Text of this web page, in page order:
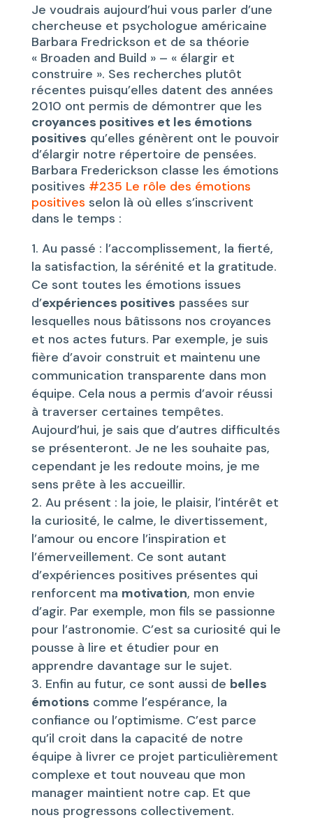
Je voudrais aujourd’hui vous parler d’une
chercheuse et psychologue américaine
Barbara Fredrickson et de sa théorie
« Broaden and Build » – « élargir et
construire ». Ses recherches plutôt
récentes puisqu’elles datent des années
2010 ont permis de démontrer que les
croyances positives et les émotions
positives qu’elles génèrent ont le pouvoir
d’élargir notre répertoire de pensées.
Barbara Frederickson classe les émotions
positives #235 Le rôle des émotions
positives selon là où elles s’inscrivent
dans le temps :
Au passé : l’accomplissement, la fierté,
la satisfaction, la sérénité et la gratitude.
Ce sont toutes les émotions issues
d’expériences positives passées sur
lesquelles nous bâtissons nos croyances
et nos actes futurs. Par exemple, je suis
fière d’avoir construit et maintenu une
communication transparente dans mon
équipe. Cela nous a permis d’avoir réussi
à traverser certaines tempêtes.
Aujourd’hui, je sais que d’autres difficultés
se présenteront. Je ne les souhaite pas,
cependant je les redoute moins, je me
sens prête à les accueillir.
Au présent : la joie, le plaisir, l’intérêt et
la curiosité, le calme, le divertissement,
l’amour ou encore l’inspiration et
l’émerveillement. Ce sont autant
d’expériences positives présentes qui
renforcent ma motivation, mon envie
d’agir. Par exemple, mon fils se passionne
pour l’astronomie. C’est sa curiosité qui le
pousse à lire et étudier pour en
apprendre davantage sur le sujet.
Enfin au futur, ce sont aussi de belles
émotions comme l’espérance, la
confiance ou l’optimisme. C’est parce
qu’il croit dans la capacité de notre
équipe à livrer ce projet particulièrement
complexe et tout nouveau que mon
manager maintient notre cap. Et que
nous progressons collectivement.